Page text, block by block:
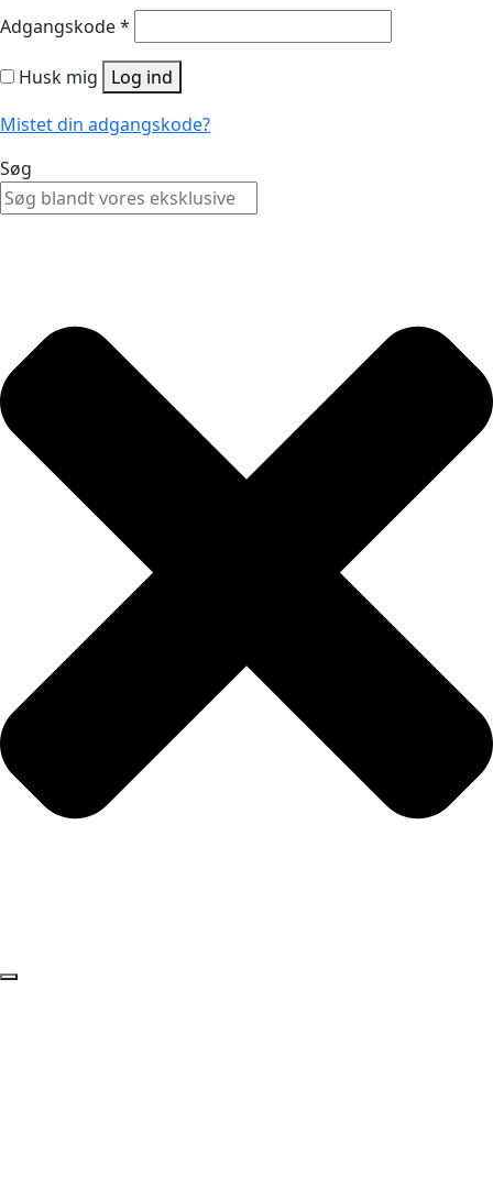
Adgangskode*
Husk mig
Log ind
Mistet din adgangskode?
Søg